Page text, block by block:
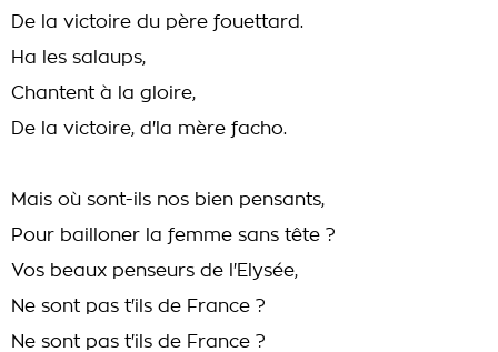
De la victoire du père fouettard.
Ha les salaups,
Chantent à la gloire,
De la victoire, d'la mère facho.
Mais où sont-ils nos bien pensants,
Pour bailloner la femme sans tête ?
Vos beaux penseurs de l'Elysée,
Ne sont pas t'ils de France ?
Ne sont pas t'ils de France ?